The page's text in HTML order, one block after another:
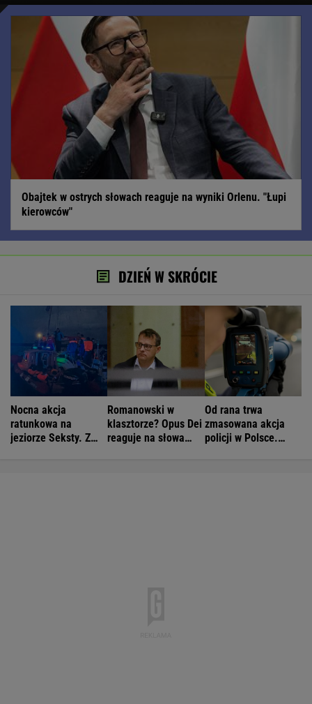
Obajtek w ostrych słowach reaguje na wyniki Orlenu. "Łupi
kierowców"
DZIEŃ W SKRÓCIE
Nocna akcja
ratunkowa na
jeziorze Seksty. Z
Romanowski w
klasztorze? Opus Dei
reaguje na słowa
Od rana trwa
zmasowana akcja
policji w Polsce.